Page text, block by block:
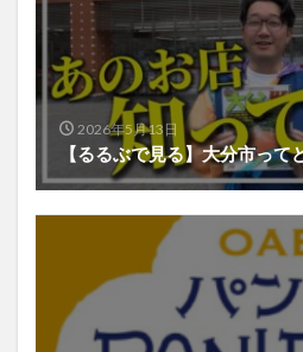
2026年5月13日
【るるぶで見る】大分市っ